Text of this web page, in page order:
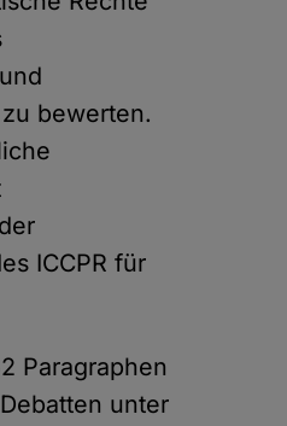
bewerten.
ICCPR für
Paragraphen
unter